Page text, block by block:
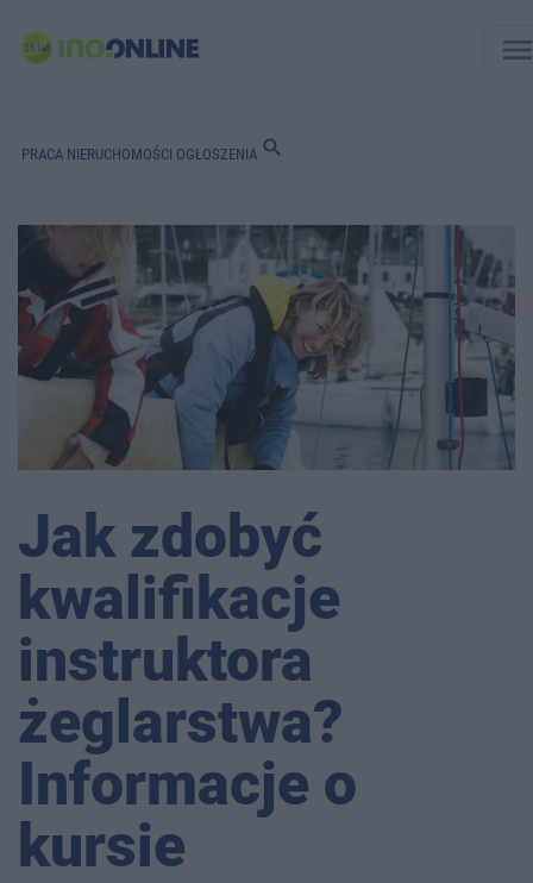
PRACA NIERUCHOMOŚCI OGŁOSZENIA search
Jak zdobyć
kwalifikacje
instruktora
żeglarstwa?
Informacje o
kursie